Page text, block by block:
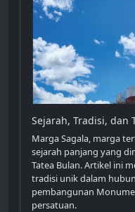
Sejarah, Tradisi, dan
Marga Sagala, marga
sejarah panjang yang
Tatea Bulan. Artikel ini
tradisi unik dalam
pembangunan
persatuan.